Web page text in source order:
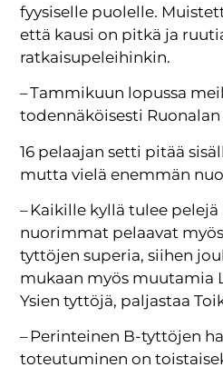
fyysiselle puolelle.
että kausi on pitkä ja
ratkaisupeleihinkin.
– Tammikuun lopussa
todennäköisesti Ruonalan
16 pelaajan setti pitää
mutta vielä enemmän
– Kaikille kyllä tulee
nuorimmat pelaavat
tyttöjen superia, siihen
mukaan myös muutamia
Ysien tyttöjä, paljastaa
– Perinteinen B-tyttöjen
toteutuminen on